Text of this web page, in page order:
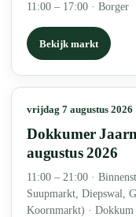
11:00 – 17:00 · Borger
Bekijk markt
vrijdag 7 augustus 2026
Dokkumer
augustus 2026
11:00 – 21:00 ·
Suupmarkt, Diepswal,
Koornmarkt) · Dokkum